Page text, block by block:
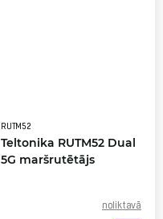
RUTM52
Teltonika RUTM52 Dual
5G maršrutētājs
noliktavā